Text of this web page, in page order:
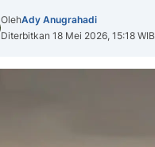
OlehAdy Anugrahadi
Diterbitkan 18 Mei 2026, 15:18 WIB